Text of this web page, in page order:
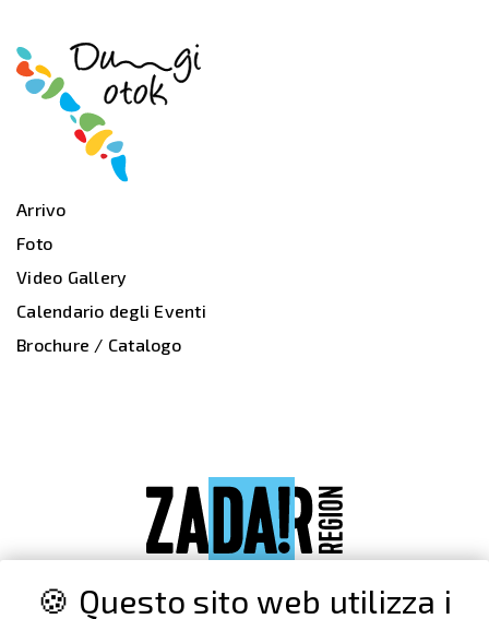
Arrivo
Foto
Video Gallery
Calendario degli Eventi
Brochure / Catalogo
🍪 Questo sito web utilizza i